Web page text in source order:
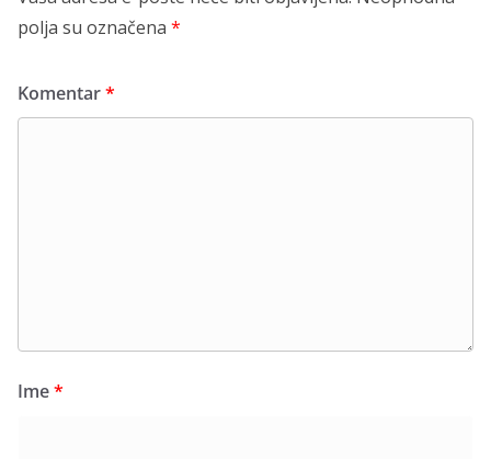
polja su označena *
Komentar*
Ime*